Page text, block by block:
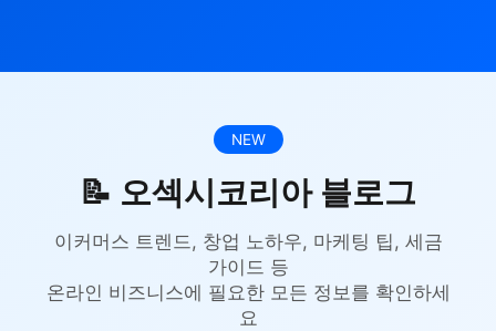
NEW
📝 오섹시코리아 블로그
이커머스 트렌드, 창업 노하우, 마케팅 팁, 세금
가이드 등
온라인 비즈니스에 필요한 모든 정보를 확인하세
요